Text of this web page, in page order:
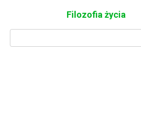
Filozofia życia
Search: